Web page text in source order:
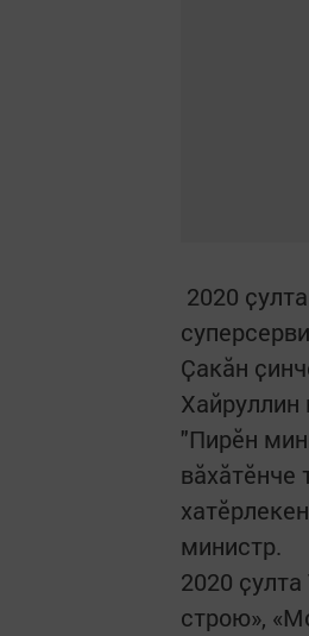
2020
Ҫакӑн
Хайруллин
"Пирӗн
вӑхӑтӗнче
министр.
2020
строю»,